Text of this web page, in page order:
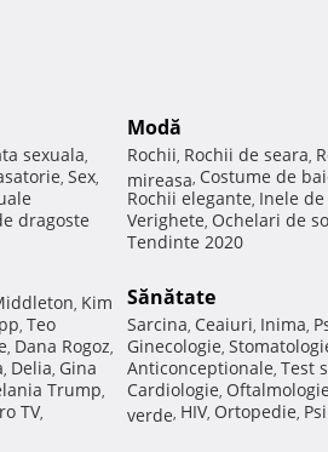
sexuala,
, Sex,
dragoste
, Kim
, Teo
, Dana Rogoz,
, Delia, Gina
Trump,
TV,
Modă
Rochii, Rochii de seara,
mireasa, Costume de
Rochii elegante, Inele
Verighete, Ochelari de
Tendinte 2020
Sănătate
Sarcina, Ceaiuri, Inima,
Ginecologie,
Anticonceptionale, Test
Cardiologie, Oftalmologie
verde, HIV, Ortopedie,